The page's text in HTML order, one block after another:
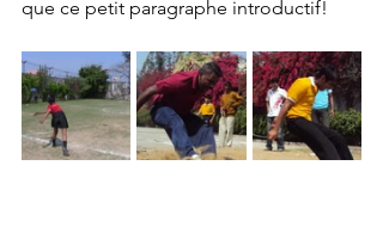
que ce petit paragraphe introductif!